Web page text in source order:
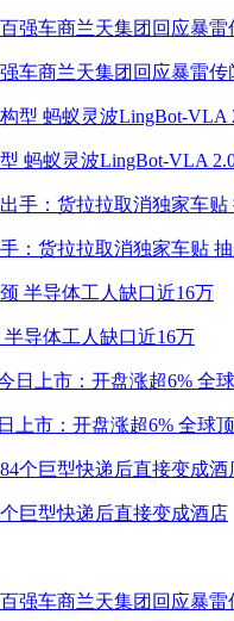
车商兰天集团回应暴雷传
蚂蚁灵波LingBot-VLA
：货拉拉取消独家车贴
导体工人缺口近16万
上市：开盘涨超6% 全球
巨型快递后直接变成酒店